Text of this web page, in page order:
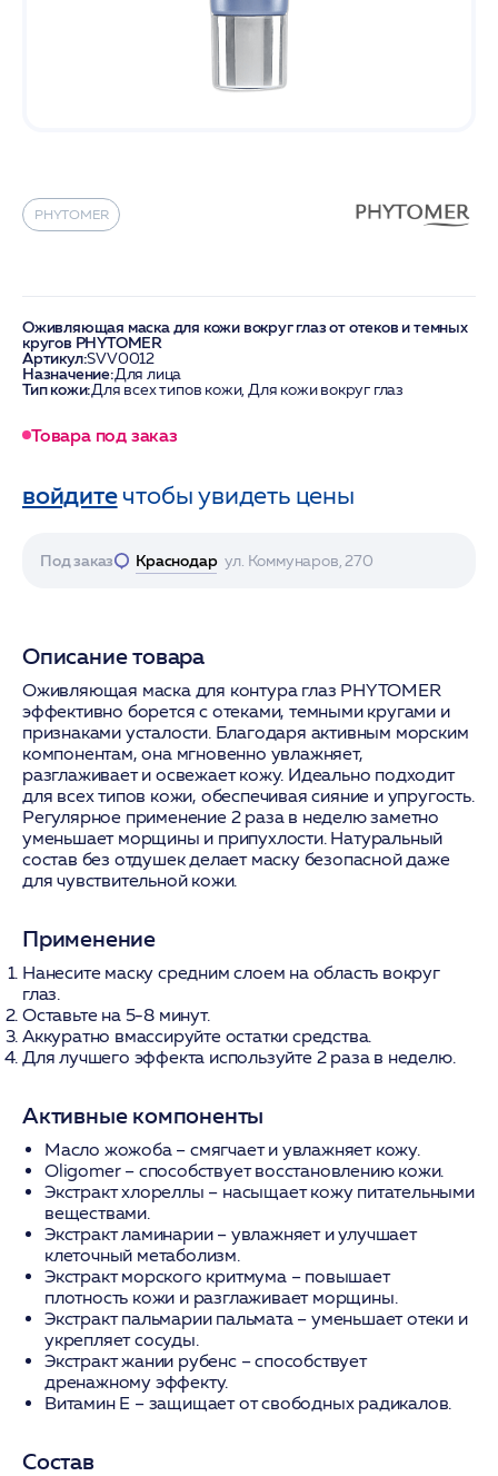
PHYTOMER
Оживляющая маска для кожи вокруг глаз от отеков и темных
кругов PHYTOMER
Артикул:SVV0012
Назначение:Для лица
Тип кожи:Для всех типов кожи, Для кожи вокруг глаз
Товара под заказ
войдитечтобы увидеть цены
Под заказ Краснодар ул. Коммунаров, 270
Описание товара
Оживляющая маска для контура глаз PHYTOMER
эффективно борется с отеками, темными кругами и
признаками усталости. Благодаря активным морским
компонентам, она мгновенно увлажняет,
разглаживает и освежает кожу. Идеально подходит
для всех типов кожи, обеспечивая сияние и упругость.
Регулярное применение 2 раза в неделю заметно
уменьшает морщины и припухлости. Натуральный
состав без отдушек делает маску безопасной даже
для чувствительной кожи.
Применение
Нанесите маску средним слоем на область вокруг
глаз.
Оставьте на 5-8 минут.
Аккуратно вмассируйте остатки средства.
Для лучшего эффекта используйте 2 раза в неделю.
Активные компоненты
Масло жожоба– смягчает и увлажняет кожу.
Oligomer– способствует восстановлению кожи.
Экстракт хлореллы – насыщает кожу питательными
веществами.
Экстракт ламинарии– увлажняет и улучшает
клеточный метаболизм.
Экстракт морского критмума– повышает
плотность кожи и разглаживает морщины.
Экстракт пальмарии пальмата– уменьшает отеки и
укрепляет сосуды.
Экстракт жании рубенс– способствует
дренажному эффекту.
Витамин Е – защищает от свободных радикалов.
Состав